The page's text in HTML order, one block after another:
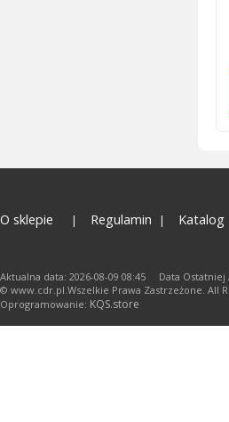
O sklepie Regulamin Katalog
Aktualna data: 2026-08-09 08:45 Data Ostatniej
© www.cdr.pl.Wszelkie Prawa Zastrzeżone. All
Oprogramowanie: KQS.store